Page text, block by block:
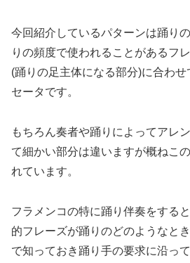
今回紹介しているパターンは踊り
りの頻度で使われることがあるフ
(踊りの足主体になる部分)に合わ
セータです。
もちろん奏者や踊りによってアレ
て細かい部分は違いますが概ねこ
れています。
フラメンコの特に踊り伴奏をする
的フレーズが踊りのどのようなと
で知っておき踊り手の要求に沿っ